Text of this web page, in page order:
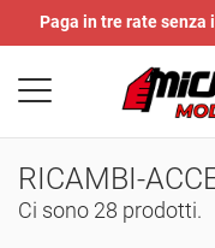
Paga in tre rate senza
RICAMBI-
Ci sono 28 prodotti.